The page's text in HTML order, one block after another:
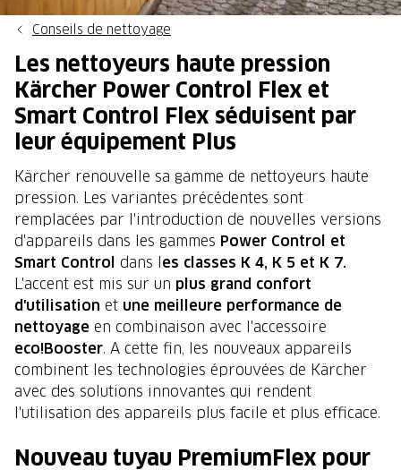
Conseils de nettoyage
Les nettoyeurs haute pression
Kärcher Power Control Flex et
Smart Control Flex séduisent par
leur équipement Plus
Kärcher renouvelle sa gamme de nettoyeurs haute
pression. Les variantes précédentes sont
remplacées par l'introduction de nouvelles versions
d'appareils dans les gammes Power Control et
Smart Control dans l es classes K 4, K 5 et K 7.
L'accent est mis sur un plus grand confort
d'utilisation et une meilleure performance de
nettoyage en combinaison avec l'accessoire
eco!Booster. A cette fin, les nouveaux appareils
combinent les technologies éprouvées de Kärcher
avec des solutions innovantes qui rendent
l'utilisation des appareils plus facile et plus efficace.
Nouveau tuyau PremiumFlex pour